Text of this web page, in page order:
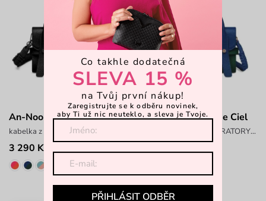
An-Noor - Noir
3 290 Kč
An-Noor - Émeraude Ciel
kabelka z kolekce LABORATORY x ANTONIN SIMON
Co takhle dodatečná
SLEVA 15 %
na Tvůj první nákup!
Zaregistrujte se k odběru novinek,
aby Ti už nic neuteklo, a sleva je Tvoje.
PŘIHLÁSIT ODBĚR